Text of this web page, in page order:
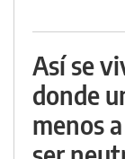
Así se
donde
menos